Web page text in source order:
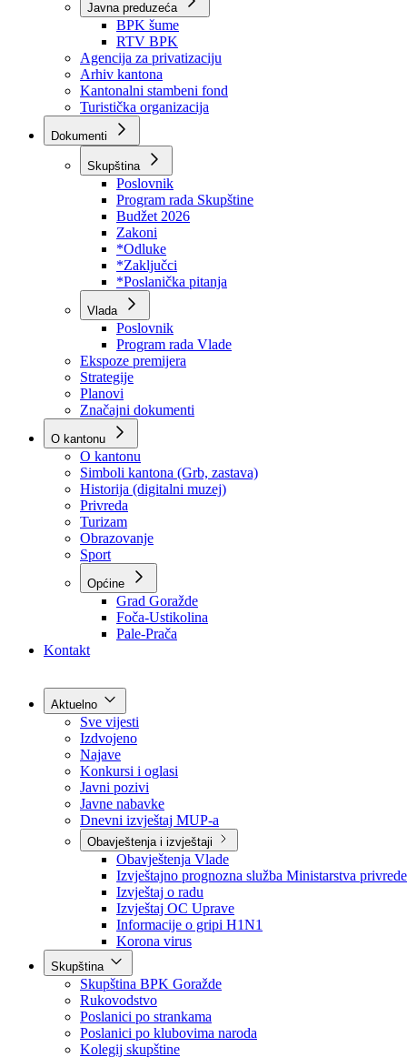
Direkcija za ceste
Direkcija za šumarstvo
Javna preduzeća
BPK šume
RTV BPK
Agencija za privatizaciju
Arhiv kantona
Kantonalni stambeni fond
Turistička organizacija
Dokumenti
Skupština
Poslovnik
Program rada Skupštine
Budžet 2026
Zakoni
*Odluke
*Zaključci
*Poslanička pitanja
Vlada
Poslovnik
Program rada Vlade
Ekspoze premijera
Strategije
Planovi
Značajni dokumenti
O kantonu
O kantonu
Simboli kantona (Grb, zastava)
Historija (digitalni muzej)
Privreda
Turizam
Obrazovanje
Sport
Općine
Kontakt
Aktuelno
Sve vijesti
Izdvojeno
Najave
Konkursi i oglasi
Javni pozivi
Javne nabavke
Dnevni izvještaj MUP-a
Obavještenja i izvještaji
Obavještenja Vlade
Izvještajno prognozna služba Ministarstva privrede
Izvještaj o radu
Izvještaj OC Uprave
Informacije o gripi H1N1
Korona virus
Skupština
Skupština BPK Goražde
Rukovodstvo